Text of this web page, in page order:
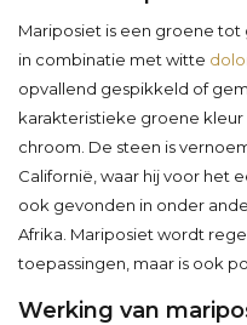
Mariposiet is een groene
in combinatie met witte
opvallend gespikkeld of
karakteristieke groene
chroom. De steen is
Californië, waar hij voor het
ook gevonden in onder
Afrika. Mariposiet wordt
toepassingen, maar is ook
Werking van